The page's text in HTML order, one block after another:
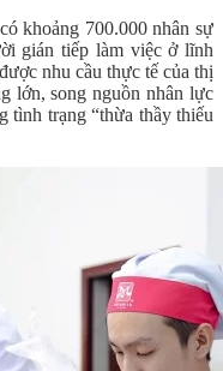
khoảng 700.000 nhân sự
gián tiếp làm việc ở lĩnh
nhu cầu thực tế của thị
lớn, song nguồn nhân lực
tình trạng “thừa thầy thiếu